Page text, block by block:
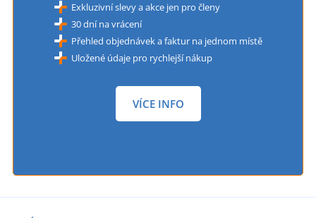
Exkluzivní slevy a akce jen pro členy
30 dní na vrácení
Přehled objednávek a faktur na jednom místě
Uložené údaje pro rychlejší nákup
VÍCE INFO